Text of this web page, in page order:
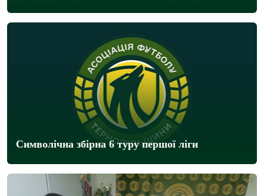
Символічна збірна 6 туру першої ліги